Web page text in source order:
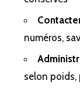
numéros,
selon poids,